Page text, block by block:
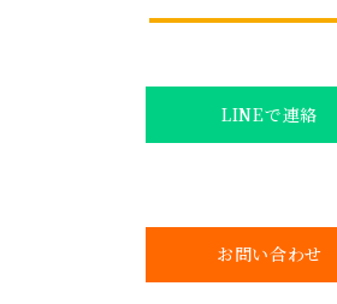
LINEで連絡
お問い合わせ